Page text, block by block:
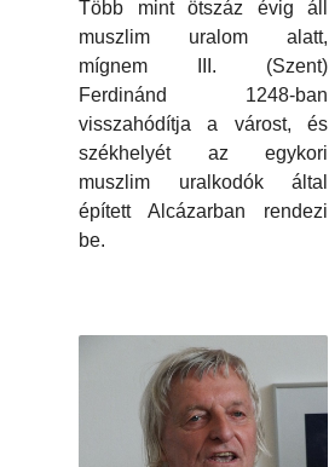
Több mint ötszáz évig áll
muszlim uralom alatt,
mígnem III. (Szent)
Ferdinánd 1248-ban
visszahódítja a várost, és
székhelyét az egykori
muszlim uralkodók által
épített Alcázarban rendezi
be.